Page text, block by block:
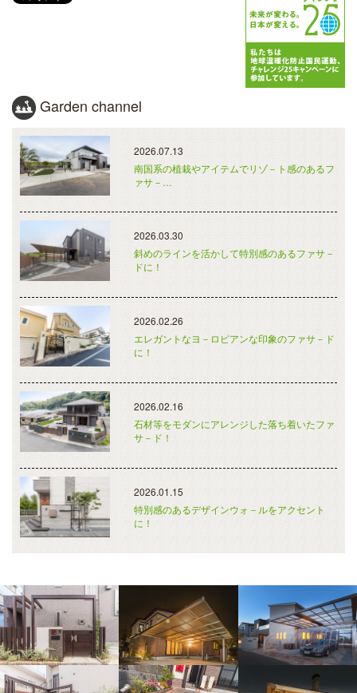
Garden channel
2026.07.13
南国系の植栽やアイテムでリゾ－ト感のあるフ
ァサ－…
2026.03.30
斜めのラインを活かして特別感のあるファサ－
ドに！
2026.02.26
エレガントなヨ－ロピアンな印象のファサ－ド
に！
2026.02.16
石材等をモダンにアレンジした落ち着いたファ
サ－ド！
2026.01.15
特別感のあるデザインウォ－ルをアクセント
に！